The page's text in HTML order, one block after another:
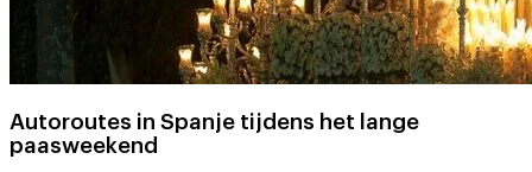
Autoroutes in Spanje tijdens het lange
paasweekend